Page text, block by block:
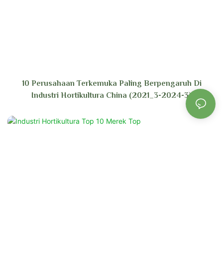
10 Perusahaan Terkemuka Paling Berpengaruh Di
Industri Hortikultura China (2021_3-2024-3)